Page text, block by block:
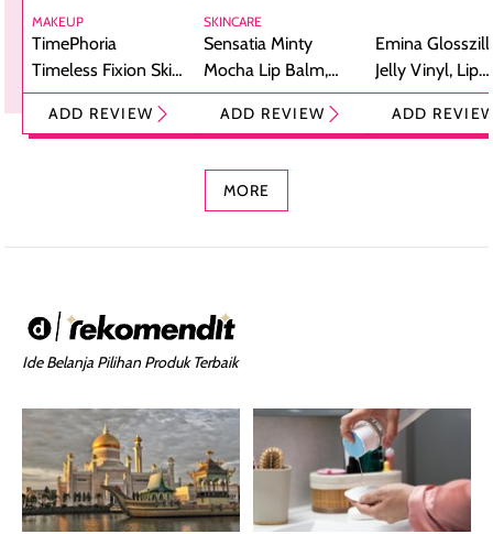
MAKEUP
TimePhoria
Timeless Fixion Skin
Tint Stick,
Foundation dan
ADD REVIEW
SKINCARE
Sensatia Minty
Mocha Lip Balm,
Pelembap Bibir
dengan Aroma
ADD REVIEW
Emina
Jelly Vinyl, Lip
Cream Glossy
Ringan
ADD
MORE
Ide Belanja Pilihan Produk Terbaik